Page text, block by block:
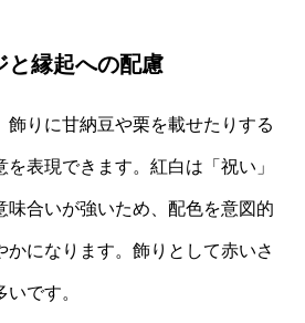
と縁起への配慮
飾りに甘納豆や栗を載せたりする
表現できます。紅白は「祝い」
味合いが強いため、配色を意図的
かになります。飾りとして赤いさ
です。